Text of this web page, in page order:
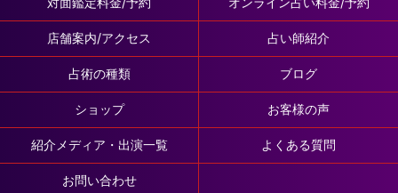
店舗案内/アクセス 占い師紹介
占術の種類 ブログ
ショップ お客様の声
紹介メディア・出演一覧 よくある質問
お問い合わせ